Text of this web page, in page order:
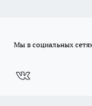
Мы в социальных